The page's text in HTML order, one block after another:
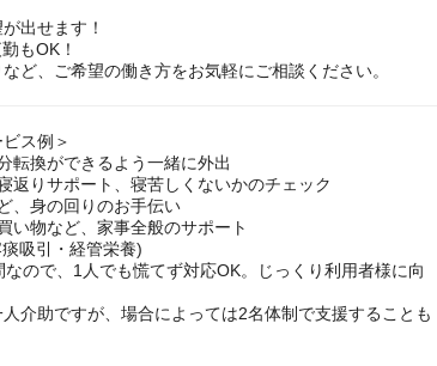
出せます！
もOK！
ど、ご希望の働き方をお気軽にご相談ください。
ス例＞
転換ができるよう一緒に外出
返りサポート、寝苦しくないかのチェック
、身の回りのお手伝い
い物など、家事全般のサポート
吸引・経管栄養)
なので、1人でも慌てず対応OK。じっくり利用者様に向
介助ですが、場合によっては2名体制で支援することも